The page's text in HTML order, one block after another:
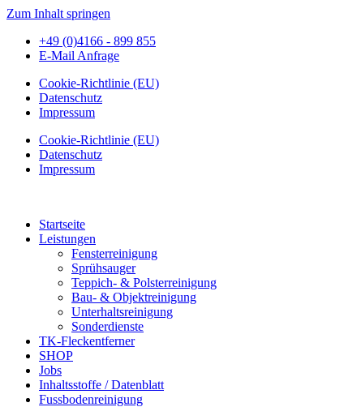
Zum Inhalt springen
+49 (0)4166 - 899 855
E-Mail Anfrage
Cookie-Richtlinie (EU)
Datenschutz
Impressum
Cookie-Richtlinie (EU)
Datenschutz
Impressum
Startseite
Leistungen
Fensterreinigung
Sprühsauger
Teppich- & Polsterreinigung
Bau- & Objektreinigung
Unterhaltsreinigung
Sonderdienste
TK-Fleckentferner
SHOP
Jobs
Inhaltsstoffe / Datenblatt
Fussbodenreinigung